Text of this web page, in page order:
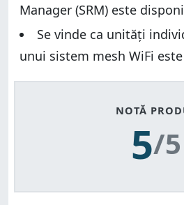
Manager (SRM) este
Se vinde ca unități
unui sistem mesh WiFi
NOTĂ
5/5